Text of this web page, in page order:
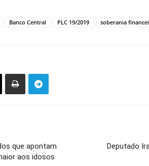
Banco Central PLC 19/2019 soberania
que apontam
aos idosos
Deputado